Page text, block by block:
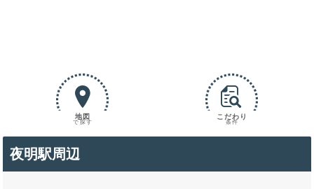
地図
で探す
こだわり
条件
夜明駅周辺